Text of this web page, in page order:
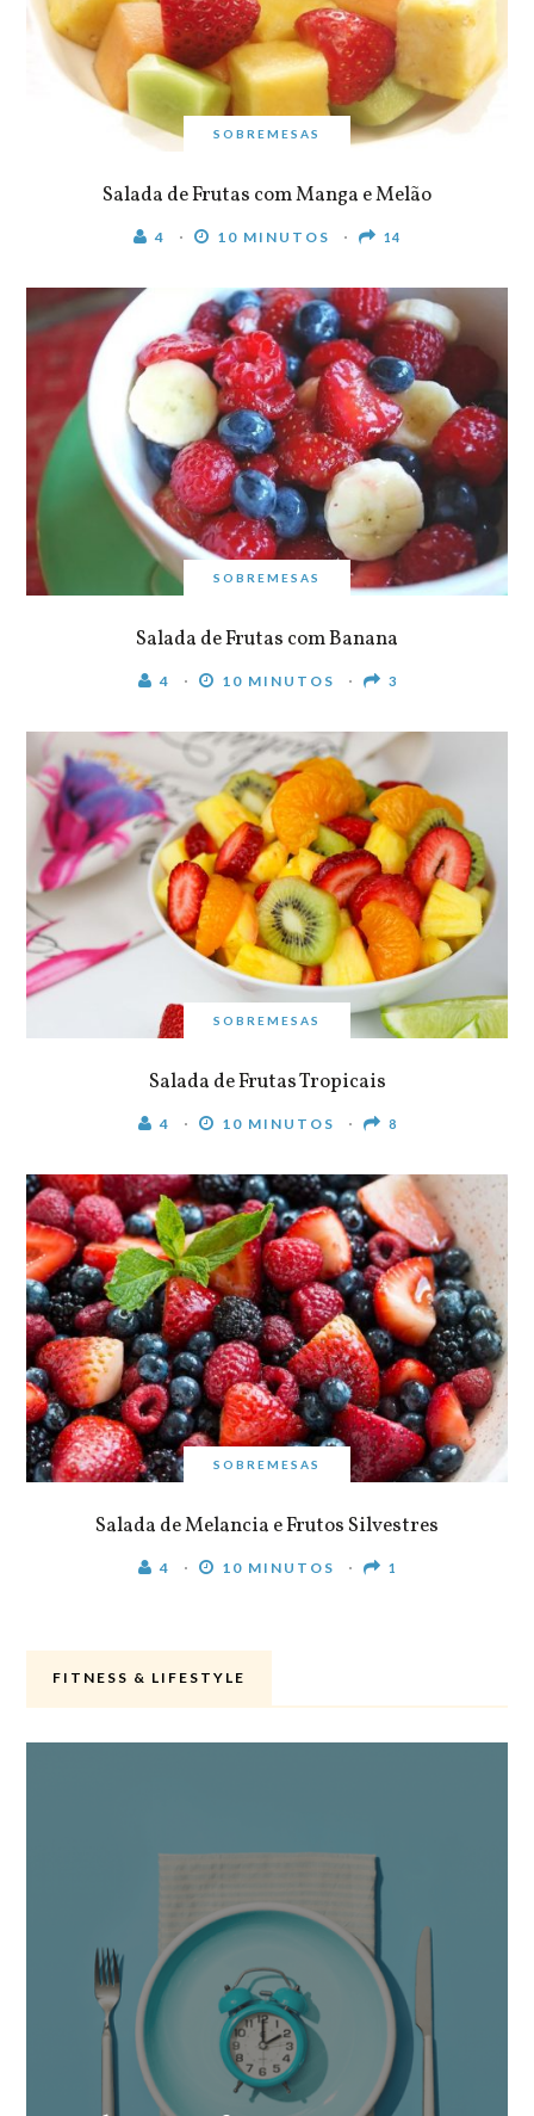
SOBREMESAS
Salada de Frutas com Manga e Melão
4 10 MINUTOS 14
SOBREMESAS
Salada de Frutas com Banana
4 10 MINUTOS 3
SOBREMESAS
Salada de Frutas Tropicais
4 10 MINUTOS 8
SOBREMESAS
Salada de Melancia e Frutos Silvestres
4 10 MINUTOS 1
FITNESS & LIFESTYLE